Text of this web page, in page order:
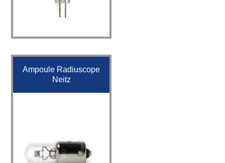
Ampoule Radiuscope
Neitz